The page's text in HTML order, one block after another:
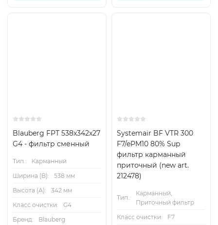
Blauberg FPT 538x342x27
G4 - фильтр сменный
Тип.:
Карманный
Ширина (B):
538 мм
Высота (А):
342 мм
Класс очистки:
G4
Бренд:
Blauberg
Systemair BF VTR 300
F7/ePM10 80% Sup
фильтр карманный
приточный (new art.
212478)
Тип.:
Карманный,
Приточный фильтр
Класс очистки:
F7